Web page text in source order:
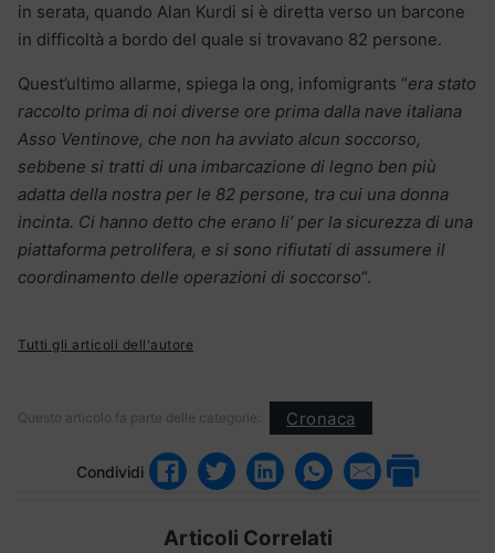
in serata, quando Alan Kurdi si è diretta verso un barcone
in difficoltà a bordo del quale si trovavano 82 persone.
Quest’ultimo allarme, spiega la ong, infomigrants “era stato
raccolto prima di noi diverse ore prima dalla nave italiana
Asso Ventinove, che non ha avviato alcun soccorso,
sebbene si tratti di una imbarcazione di legno ben più
adatta della nostra per le 82 persone, tra cui una donna
incinta. Ci hanno detto che erano li’ per la sicurezza di una
piattaforma petrolifera, e si sono rifiutati di assumere il
coordinamento delle operazioni di soccorso“.
Tutti gli articoli dell'autore
Questo articolo fa parte delle categorie: Cronaca
Condividi
Articoli Correlati